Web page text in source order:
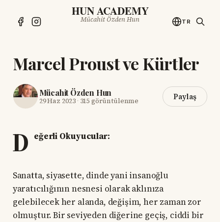
HUN ACADEMY
Mücahit Özden Hun TR
Marcel Proust ve Kürtler
Mücahit Özden Hun
29 Haz 2023· 315 görüntülenme Paylaş
D eğerli Okuyucular:
Sanatta, siyasette, dinde yani insanoğlu
yaratıcılığının nesnesi olarak aklınıza
gelebilecek her alanda, değişim, her zaman zor
olmuştur. Bir seviyeden diğerine geçiş, ciddi bir